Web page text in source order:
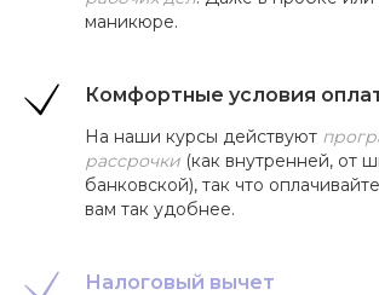
маникюре.
Комфортные условия
На наши курсы действуют
рассрочки (как внутренней, от
банковской), так что
вам так удобнее.
Налоговый вычет